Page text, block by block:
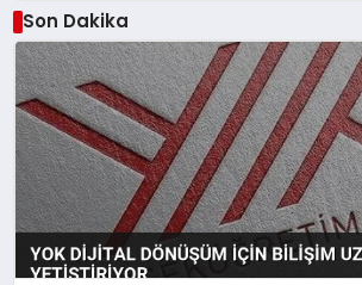
Son Dakika